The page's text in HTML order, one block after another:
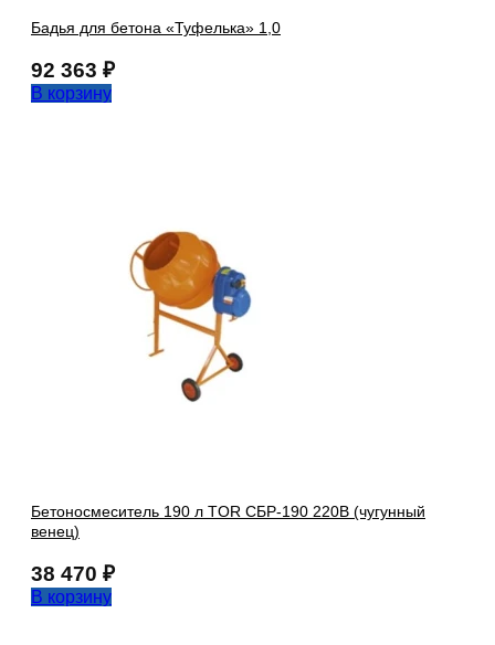
Бадья для бетона «Туфелька» 1,0
92 363 ₽
В корзину
Бетоносмеситель 190 л TOR СБР-190 220В (чугунный
венец)
38 470 ₽
В корзину